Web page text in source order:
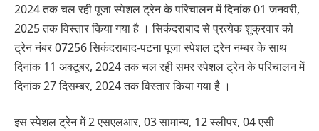
2024 तक चल रही पूजा स्पेशल ट्रेन के परिचालन में दिनांक 01 जनवरी,
2025 तक विस्तार किया गया है । सिकंदराबाद से प्रत्येक शुक्रवार को
ट्रेन नंबर 07256 सिकंदराबाद-पटना पूजा स्पेशल ट्रेन नम्बर के साथ
दिनांक 11 अक्टूबर, 2024 तक चल रही समर स्पेशल ट्रेन के परिचालन में
दिनांक 27 दिसम्बर, 2024 तक विस्तार किया गया है ।
इस स्पेशल ट्रेन में 2 एसएलआर, 03 सामान्य, 12 स्लीपर, 04 एसी